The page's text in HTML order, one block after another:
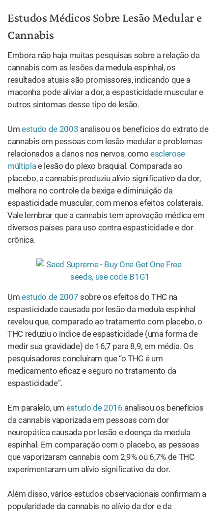
Estudos Médicos Sobre Lesão Medular e
Cannabis
Embora não haja muitas pesquisas sobre a relação da
cannabis com as lesões da medula espinhal, os
resultados atuais são promissores, indicando que a
maconha pode aliviar a dor, a espasticidade muscular e
outros sintomas desse tipo de lesão.
Um estudo de 2003 analisou os benefícios do extrato de
cannabis em pessoas com lesão medular e problemas
relacionados a danos nos nervos, como esclerose
múltiplae lesão do plexo braquial. Comparada ao
placebo, a cannabis produziu alívio significativo da dor,
melhora no controle da bexiga e diminuição da
espasticidade muscular, com menos efeitos colaterais.
Vale lembrar que a cannabis tem aprovação médica em
diversos países para uso contra espasticidade e dor
crônica.
Um estudo de 2007 sobre os efeitos do THC na
espasticidade causada por lesão da medula espinhal
revelou que, comparado ao tratamento com placebo, o
THC reduziu o índice de espasticidade (uma forma de
medir sua gravidade) de 16,7 para 8,9, em média. Os
pesquisadores concluíram que “o THC é um
medicamento eficaz e seguro no tratamento da
espasticidade”.
Em paralelo, um estudo de 2016 analisou os benefícios
da cannabis vaporizada em pessoas com dor
neuropática causada por lesão e doença da medula
espinhal. Em comparação com o placebo, as pessoas
que vaporizaram cannabis com 2,9% ou 6,7% de THC
experimentaram um alívio significativo da dor.
Além disso, vários estudos observacionais confirmam a
popularidade da cannabis no alívio da dor e da